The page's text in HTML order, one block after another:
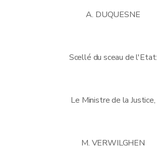
A. DUQUESNE
Scellé du sceau de l'Etat:
Le Ministre de la Justice,
M. VERWILGHEN